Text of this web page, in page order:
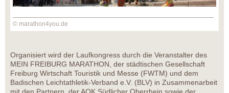
© marathon4you.de
Organisiert wird der Laufkongress durch die Veranstalter des
MEIN FREIBURG MARATHON, der städtischen Gesellschaft
Freiburg Wirtschaft Touristik und Messe (FWTM) und dem
Badischen Leichtathletik-Verband e.V. (BLV) in Zusammenarbeit